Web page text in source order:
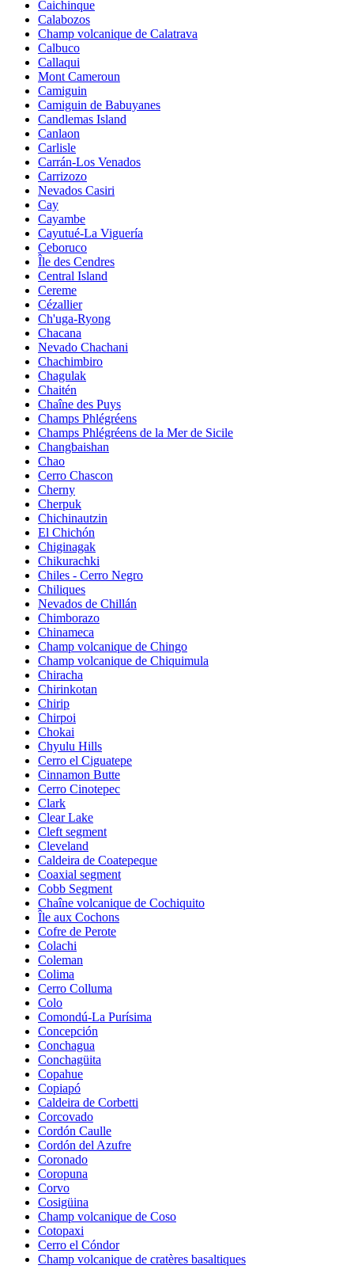
Caichinque
Calabozos
Champ volcanique de Calatrava
Calbuco
Callaqui
Mont Cameroun
Camiguin
Camiguin de Babuyanes
Candlemas Island
Canlaon
Carlisle
Carrán-Los Venados
Carrizozo
Nevados Casiri
Cay
Cayambe
Cayutué-La Viguería
Ceboruco
Île des Cendres
Central Island
Cereme
Cézallier
Ch'uga-Ryong
Chacana
Nevado Chachani
Chachimbiro
Chagulak
Chaitén
Chaîne des Puys
Champs Phlégréens
Champs Phlégréens de la Mer de Sicile
Changbaishan
Chao
Cerro Chascon
Cherny
Cherpuk
Chichinautzin
El Chichón
Chiginagak
Chikurachki
Chiles - Cerro Negro
Chiliques
Nevados de Chillán
Chimborazo
Chinameca
Champ volcanique de Chingo
Champ volcanique de Chiquimula
Chiracha
Chirinkotan
Chirip
Chirpoi
Chokai
Chyulu Hills
Cerro el Ciguatepe
Cinnamon Butte
Cerro Cinotepec
Clark
Clear Lake
Cleft segment
Cleveland
Caldeira de Coatepeque
Coaxial segment
Cobb Segment
Chaîne volcanique de Cochiquito
Île aux Cochons
Cofre de Perote
Colachi
Coleman
Colima
Cerro Colluma
Colo
Comondú-La Purísima
Concepción
Conchagua
Conchagüita
Copahue
Copiapó
Caldeira de Corbetti
Corcovado
Cordón Caulle
Cordón del Azufre
Coronado
Coropuna
Corvo
Cosigüina
Champ volcanique de Coso
Cotopaxi
Cerro el Cóndor
Champ volcanique de cratères basaltiques